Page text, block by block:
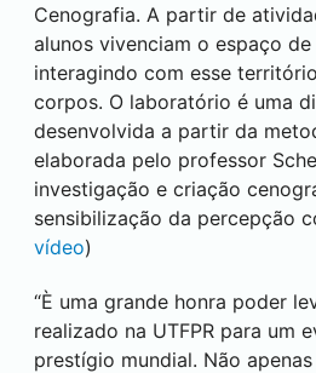
Cenografia. A partir de
alunos vivenciam o espaço
interagindo com esse
corpos. O laboratório é uma
desenvolvida a partir da
elaborada pelo professor
investigação e criação
sensibilização da percepção
vídeo)
“È uma grande honra poder
realizado na UTFPR para um
prestígio mundial. Não